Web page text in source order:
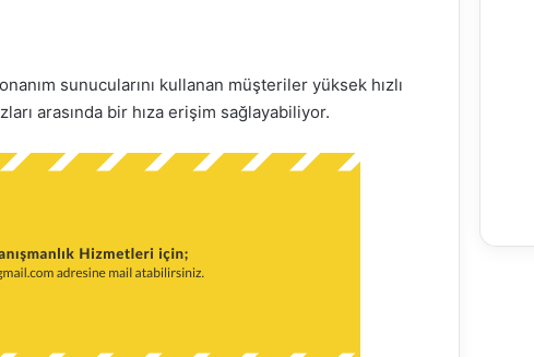
sunucularını kullanan müşteriler yüksek hızlı
arasında bir hıza erişim sağlayabiliyor.